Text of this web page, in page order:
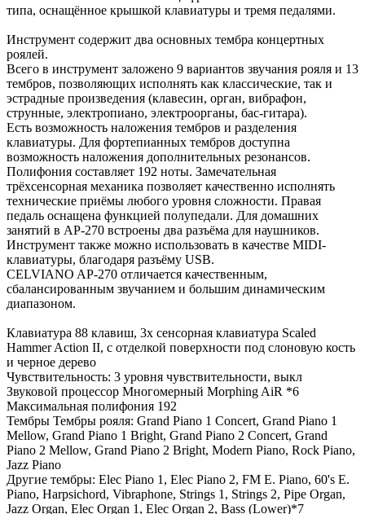
типа, оснащённое крышкой клавиатуры и тремя педалями.
Инструмент содержит два основных тембра концертных
роялей.
Всего в инструмент заложено 9 вариантов звучания рояля и 13
тембров, позволяющих исполнять как классические, так и
эстрадные произведения (клавесин, орган, вибрафон,
струнные, электропиано, электроорганы, бас-гитара).
Есть возможность наложения тембров и разделения
клавиатуры. Для фортепианных тембров доступна
возможность наложения дополнительных резонансов.
Полифония составляет 192 ноты. Замечательная
трёхсенсорная механика позволяет качественно исполнять
технические приёмы любого уровня сложности. Правая
педаль оснащена функцией полупедали. Для домашних
занятий в АР-270 встроены два разъёма для наушников.
Инструмент также можно использовать в качестве MIDI-
клавиатуры, благодаря разъёму USB.
CELVIANO AP-270 отличается качественным,
сбалансированным звучанием и большим динамическим
диапазоном.
Клавиатура 88 клавиш, 3х сенсорная клавиатура Scaled
Hammer Action II, с отделкой поверхности под слоновую кость
и черное дерево
Чувствительность: 3 уровня чувствительности, выкл
Звуковой процессор Многомерный Morphing AiR *6
Максимальная полифония 192
Тембры Тембры рояля: Grand Piano 1 Concert, Grand Piano 1
Mellow, Grand Piano 1 Bright, Grand Piano 2 Concert, Grand
Piano 2 Mellow, Grand Piano 2 Bright, Modern Piano, Rock Piano,
Jazz Piano
Другие тембры: Elec Piano 1, Elec Piano 2, FM E. Piano, 60's E.
Piano, Harpsichord, Vibraphone, Strings 1, Strings 2, Pipe Organ,
Jazz Organ, Elec Organ 1, Elec Organ 2, Bass (Lower)*7